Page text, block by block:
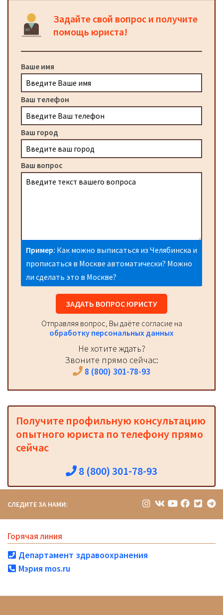
Задайте свой вопрос и получите
помощь юриста!
Ваше имя
Ваш телефон
Ваш город
Ваш вопрос
Пример: Как можно выписаться из Челябинска и
прописаться в Москве автоматически? Можно
ли сделать это в Москве?
ЗАДАТЬ ВОПРОС ЮРИСТУ
Отправляя вопрос, Вы даёте согласие на
обработку персональных данных
Не хотите ждать?
Звоните прямо сейчас:
8 (800) 301-78-93
Получите профильную консультацию
опытного юриста по телефону прямо
сейчас
8 (800) 301-78-93
СЛЕДИТЕ ЗА НАМИ:
Горячая линия
Департамент здравоохранения
Мэрия mos.ru